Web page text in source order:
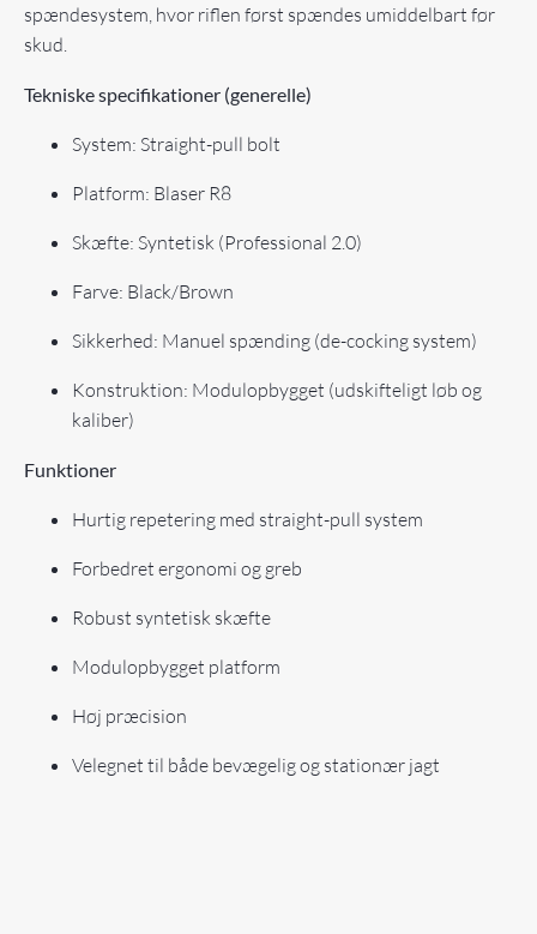
spændesystem, hvor riflen først spændes umiddelbart før
skud.
Tekniske specifikationer (generelle)
System: Straight-pull bolt
Platform: Blaser R8
Skæfte: Syntetisk (Professional 2.0)
Farve: Black/Brown
Sikkerhed: Manuel spænding (de-cocking system)
Konstruktion: Modulopbygget (udskifteligt løb og
kaliber)
Funktioner
Hurtig repetering med straight-pull system
Forbedret ergonomi og greb
Robust syntetisk skæfte
Modulopbygget platform
Høj præcision
Velegnet til både bevægelig og stationær jagt